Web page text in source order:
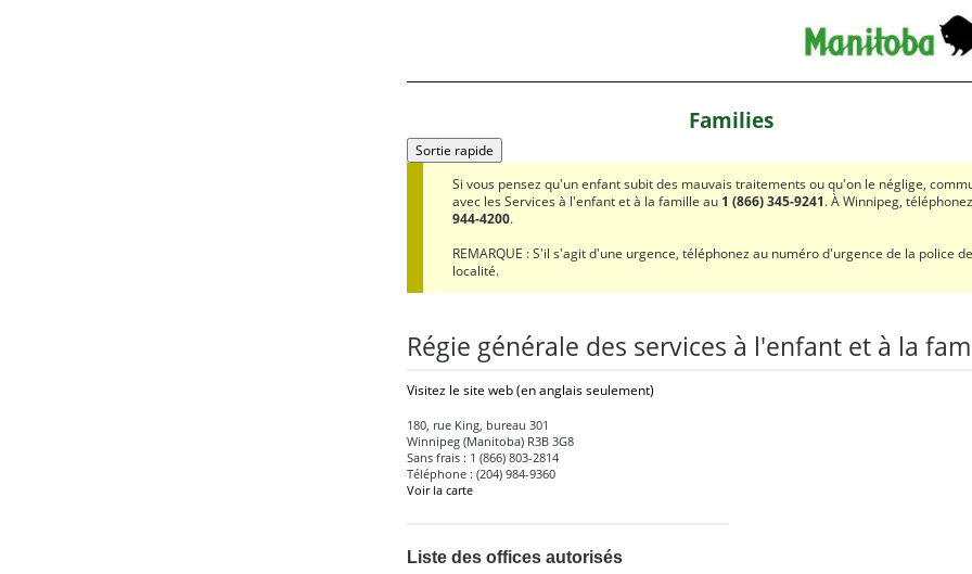
Families
Sortie rapide
Si vous pensez qu'un enfant subit des mauvais traitements ou qu'on le néglige,
avec les Services à l'enfant et à la famille au 1 (866) 345-9241. À Winnipeg,
944-4200.
REMARQUE : S'il s'agit d'une urgence, téléphonez au numéro d'urgence de la police
localité.
Régie générale des services à l'enfant et à la
Visitez le site web(en anglais seulement)
180, rue King, bureau 301
Winnipeg (Manitoba) R3B 3G8
Sans frais : 1 (866) 803-2814
Téléphone : (204) 984-9360
Voir la carte
Liste des offices autorisés